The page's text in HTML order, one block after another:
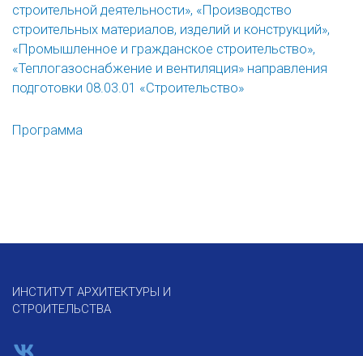
строительной деятельности», «Производство
строительных материалов, изделий и конструкций»,
«Промышленное и гражданское строительство»,
«Теплогазоснабжение и вентиляция» направления
подготовки 08.03.01 «Строительство»
Программа
ИНСТИТУТ АРХИТЕКТУРЫ И
СТРОИТЕЛЬСТВА